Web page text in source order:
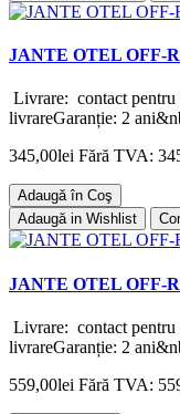
JANTE OTEL OFF-
Livrare: contact pentru
livrareGaranție: 2
345,00lei Fără TVA:
Adaugă în Coş
Adaugă in Wishlist
JANTE OTEL OFF-
Livrare: contact pentru
livrareGaranție: 2
559,00lei Fără TVA: